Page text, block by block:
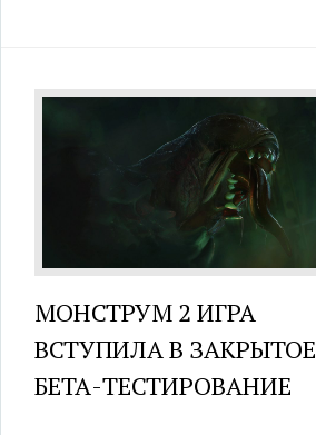
МОНСТРУМ 2 ИГРА
ВСТУПИЛА В ЗАКРЫТОЕ
БЕТА-ТЕСТИРОВАНИЕ